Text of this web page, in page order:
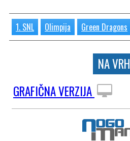
1. SNL Olimpija Green Dragons
NA VRH
GRAFIČNA VERZIJA